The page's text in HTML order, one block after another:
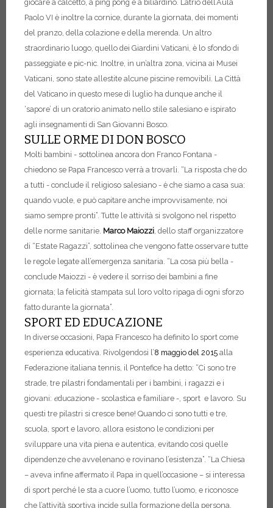
giocare a calcetto, a ping pong e a biliardino. L’atrio dell’Aula
Paolo VI è inoltre la cornice, durante la giornata, dei momenti
del pranzo, della colazione e della merenda. Un altro
straordinario luogo, quello dei Giardini Vaticani, è lo sfondo di
passeggiate e pic-nic. Inoltre, in un’altra zona, vicina ai Musei
Vaticani, sono state allestite alcune piscine removibili. La Città
del Vaticano in questo mese di luglio ha dunque anche il
‘sapore’ di un oratorio animato nello stile salesiano e ispirato
agli insegnamenti di San Giovanni Bosco.
SULLE ORME DI DON BOSCO
Molti bambini - sottolinea ancora don Franco Fontana -
chiedono se Papa Francesco verrà a trovarli. “La risposta che do
a tutti - conclude il religioso salesiano - è che siamo a casa sua:
quando vuole, e può capitare anche improvvisamente, noi
siamo sempre pronti”. Tutte le attività si svolgono nel rispetto
delle norme sanitarie. Marco Maiozzi, dello staff organizzatore
di “Estate Ragazzi”, sottolinea che vengono fatte osservare tutte
le regole legate all’emergenza sanitaria. “La cosa più bella -
conclude Maiozzi - è vedere il sorriso dei bambini a fine
giornata; la felicità stampata sul loro volto ripaga di ogni sforzo
fatto durante la giornata”.
SPORT ED EDUCAZIONE
In diverse occasioni, Papa Francesco ha definito lo sport come
esperienza educativa. Rivolgendosi l’8 maggio del 2015 alla
Federazione italiana tennis, il Pontefice ha detto: “Ci sono tre
strade, tre pilastri fondamentali per i bambini, i ragazzi e i
giovani: educazione - scolastica e familiare -, sport e lavoro. Su
questi tre pilastri si cresce bene! Quando ci sono tutti e tre,
scuola, sport e lavoro, allora esistono le condizioni per
sviluppare una vita piena e autentica, evitando così quelle
dipendenze che avvelenano e rovinano l’esistenza”. “La Chiesa
– aveva infine affermato il Papa in quell’occasione – si interessa
di sport perché le sta a cuore l’uomo, tutto l’uomo, e riconosce
che l’attività sportiva incide sulla formazione della persona,